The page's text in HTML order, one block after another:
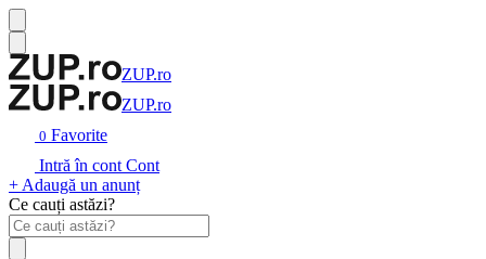
ZUP.ro
ZUP.ro
0 Favorite
Intră în cont Cont
+ Adaugă un anunț
Ce cauți astăzi?